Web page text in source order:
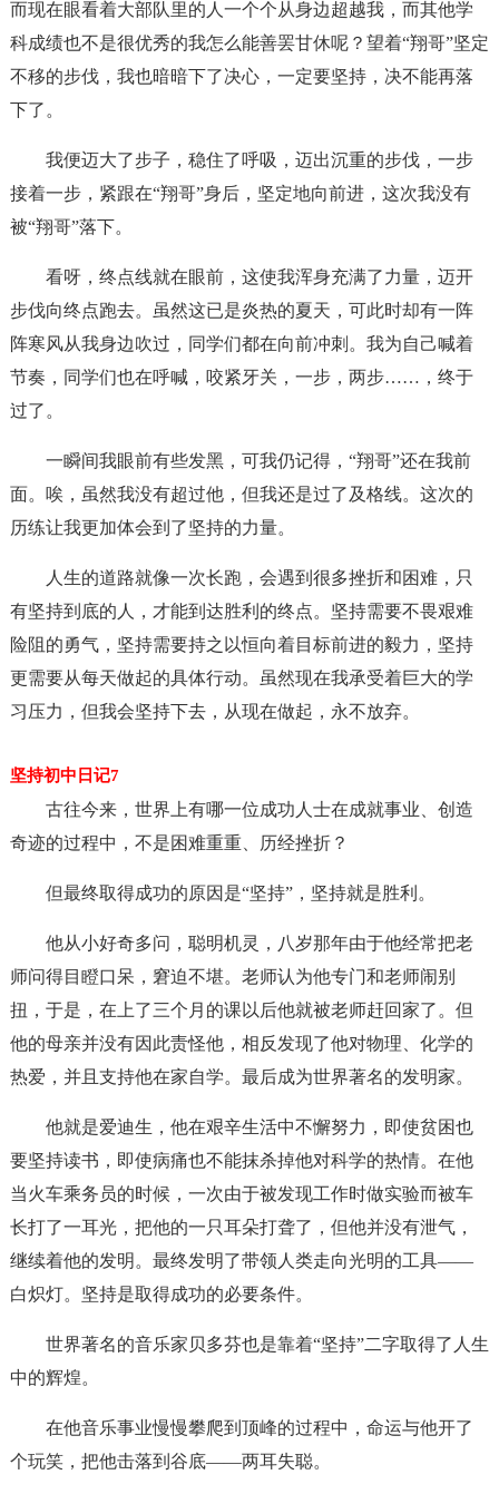
而现在眼看着大部队里的人一个个从身边超越我，而其他学
科成绩也不是很优秀的我怎么能善罢甘休呢？望着“翔哥”坚定
不移的步伐，我也暗暗下了决心，一定要坚持，决不能再落
下了。
我便迈大了步子，稳住了呼吸，迈出沉重的步伐，一步
接着一步，紧跟在“翔哥”身后，坚定地向前进，这次我没有
被“翔哥”落下。
看呀，终点线就在眼前，这使我浑身充满了力量，迈开
步伐向终点跑去。虽然这已是炎热的夏天，可此时却有一阵
阵寒风从我身边吹过，同学们都在向前冲刺。我为自己喊着
节奏，同学们也在呼喊，咬紧牙关，一步，两步……，终于
过了。
一瞬间我眼前有些发黑，可我仍记得，“翔哥”还在我前
面。唉，虽然我没有超过他，但我还是过了及格线。这次的
历练让我更加体会到了坚持的力量。
人生的道路就像一次长跑，会遇到很多挫折和困难，只
有坚持到底的人，才能到达胜利的终点。坚持需要不畏艰难
险阻的勇气，坚持需要持之以恒向着目标前进的毅力，坚持
更需要从每天做起的具体行动。虽然现在我承受着巨大的学
习压力，但我会坚持下去，从现在做起，永不放弃。
坚持初中日记7
古往今来，世界上有哪一位成功人士在成就事业、创造
奇迹的过程中，不是困难重重、历经挫折？
但最终取得成功的原因是“坚持”，坚持就是胜利。
他从小好奇多问，聪明机灵，八岁那年由于他经常把老
师问得目瞪口呆，窘迫不堪。老师认为他专门和老师闹别
扭，于是，在上了三个月的课以后他就被老师赶回家了。但
他的母亲并没有因此责怪他，相反发现了他对物理、化学的
热爱，并且支持他在家自学。最后成为世界著名的发明家。
他就是爱迪生，他在艰辛生活中不懈努力，即使贫困也
要坚持读书，即使病痛也不能抹杀掉他对科学的热情。在他
当火车乘务员的时候，一次由于被发现工作时做实验而被车
长打了一耳光，把他的一只耳朵打聋了，但他并没有泄气，
继续着他的发明。最终发明了带领人类走向光明的工具——
白炽灯。坚持是取得成功的必要条件。
世界著名的音乐家贝多芬也是靠着“坚持”二字取得了人生
中的辉煌。
在他音乐事业慢慢攀爬到顶峰的过程中，命运与他开了
个玩笑，把他击落到谷底——两耳失聪。